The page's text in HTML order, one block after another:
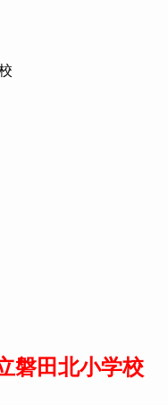
磐田北小学校